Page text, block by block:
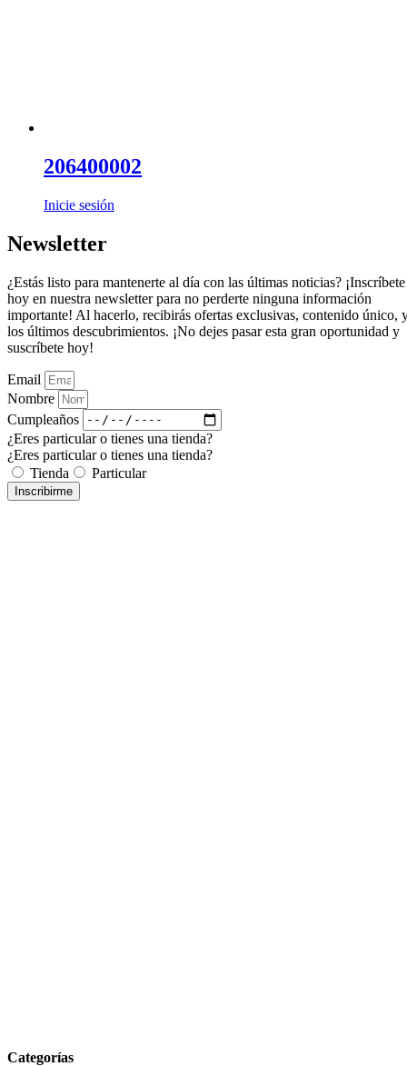
206400002
Inicie sesión
Newsletter
¿Estás listo para mantenerte al día con las últimas noticias? ¡Inscríbete
hoy en nuestra newsletter para no perderte ninguna información
importante! Al hacerlo, recibirás ofertas exclusivas, contenido único,
los últimos descubrimientos. ¡No dejes pasar esta gran oportunidad y
suscríbete hoy!
Email
Nombre
Cumpleaños
¿Eres particular o tienes una tienda?
¿Eres particular o tienes una tienda?
Tienda
Particular
Inscribirme
Categorías